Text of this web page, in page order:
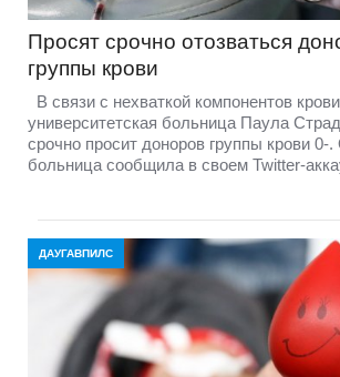
Просят срочно отозваться
группы крови
В связи с нехваткой компонентов
университетская больница Паула
срочно просит доноров группы крови 0-
больница сообщила в своем Twitter-
ДАУГАВПИЛС